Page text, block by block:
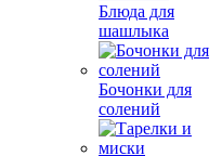
Блюда для
шашлыка
Бочонки для
солений